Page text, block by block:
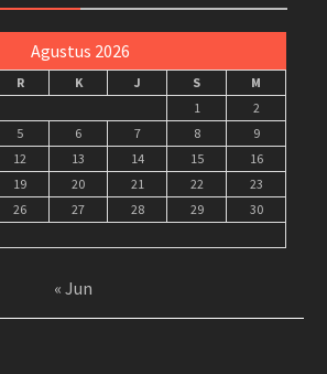
Agustus 2026
R K J S
M
1
2
5 6 7 8
9
12 13 14 15
16
19 20 21 22
23
26 27 28 29
30
« Jun